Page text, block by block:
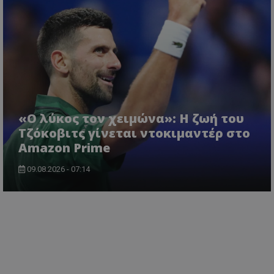
«Ο λύκος τον χειμώνα»: Η ζωή του
Τζόκοβιτς γίνεται ντοκιμαντέρ στο
Amazon Prime
09.08.2026 - 07:14